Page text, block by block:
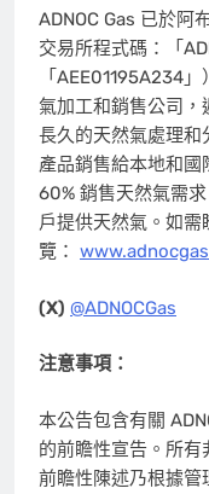
ADNOC Gas 已於阿
交易所程式碼：「
「AEE01195A234
氣加工和銷售公司，
長久的天然氣處理和
產品銷售給本地和國
60% 銷售天然氣需
戶提供天然氣。如需
覽：
(X) @ADNOCGas
注意事項：
本公告包含有關
的前瞻性宣告。所有
前瞻性陳述乃根據管